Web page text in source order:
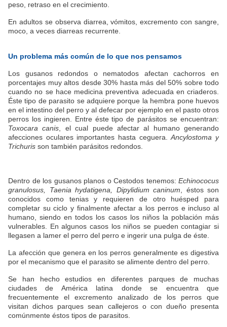
peso, retraso en el crecimiento.
En adultos se observa diarrea, vómitos, excremento con sangre,
moco, a veces diarreas recurrente.
Un problema más común de lo que nos pensamos
Los gusanos redondos o nematodos afectan cachorros en
porcentajes muy altos desde 30% hasta más del 50% sobre todo
cuando no se hace medicina preventiva adecuada en criaderos.
Éste tipo de parasito se adquiere porque la hembra pone huevos
en el intestino del perro y al defecar por ejemplo en el pasto otros
perros los ingieren. Entre éste tipo de parásitos se encuentran:
Toxocara canis , el cual puede afectar al humano generando
afecciones oculares importantes hasta ceguera.Ancylostoma y
Trichuris son también parásitos redondos.
Dentro de los gusanos planos o Cestodos tenemos: Echinococus
granulosus, Taenia hydatigena, Dipylidium caninum , éstos son
conocidos como tenias y requieren de otro huésped para
completar su ciclo y finalmente afectar a los perros e incluso al
humano, siendo en todos los casos los niños la población más
vulnerables. En algunos casos los niños se pueden contagiar si
llegasen a lamer el perro del perro e ingerir una pulga de éste.
La afección que genera en los perros generalmente es digestiva
por el mecanismo que el parasito se alimente dentro del perro.
Se han hecho estudios en diferentes parques de muchas
ciudades de América latina donde se encuentra que
frecuentemente el excremento analizado de los perros que
visitan dichos parques sean callejeros o con dueño presenta
comúnmente éstos tipos de parasitos.